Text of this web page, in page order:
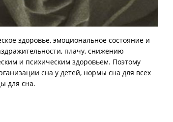
здоровье, эмоциональное состояние и
плачу, снижению
и психическим здоровьем. Поэтому
сна у детей, нормы сна для всех
для сна.